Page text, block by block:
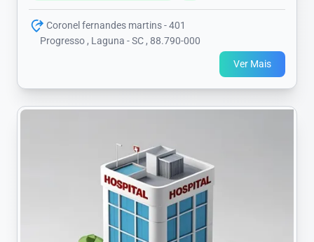
Coronel fernandes martins - 401
Progresso , Laguna - SC , 88.790-000
Ver Mais